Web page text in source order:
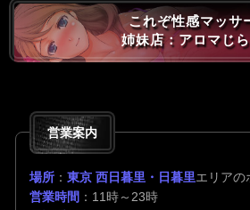
これぞ性感マッサ
姉妹店：アロマじ
営業案内
場所 ： 東京 西日暮里・日暮里エリアの
営業時間 ：11時～23時